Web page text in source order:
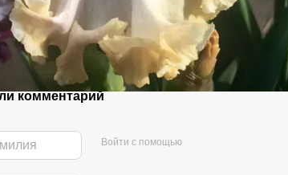
комментарий
Войти с помощью